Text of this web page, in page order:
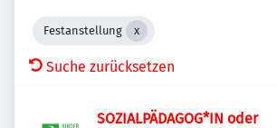
Festanstellung
Suche zurücksetzen
SOZIALPÄDAGOG*IN oder